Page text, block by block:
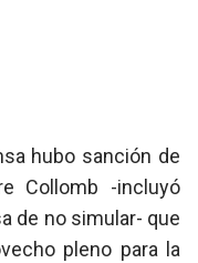
hubo sanción de
Collomb -incluyó
de no simular- que
pleno para la